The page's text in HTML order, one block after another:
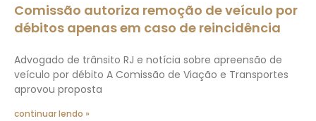
Comissão autoriza remoção de veículo por
débitos apenas em caso de reincidência
Advogado de trânsito RJ e notícia sobre apreensão de
veículo por débito A Comissão de Viação e Transportes
aprovou proposta
continuar lendo »